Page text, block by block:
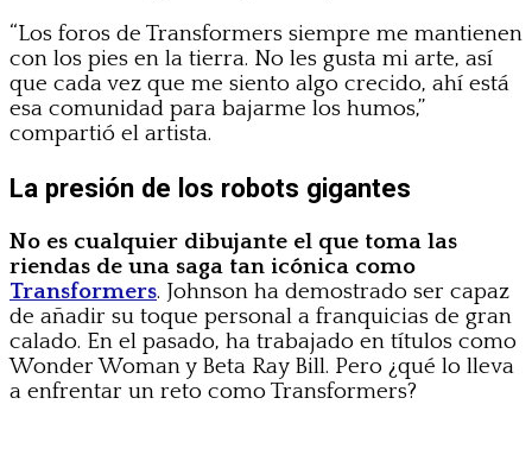
“Los foros de Transformers siempre me mantienen
con los pies en la tierra. No les gusta mi arte, así
que cada vez que me siento algo crecido, ahí está
esa comunidad para bajarme los humos,”
compartió el artista.
La presión de los robots gigantes
No es cualquier dibujante el que toma las
riendas de una saga tan icónica como
Transformers. Johnson ha demostrado ser capaz
de añadir su toque personal a franquicias de gran
calado. En el pasado, ha trabajado en títulos como
Wonder Woman y Beta Ray Bill. Pero ¿qué lo lleva
a enfrentar un reto como Transformers?